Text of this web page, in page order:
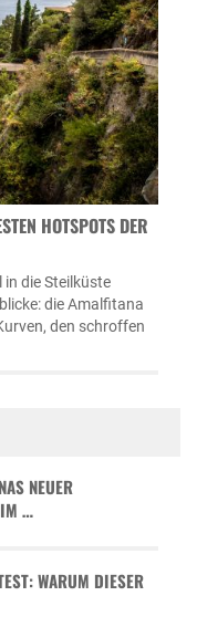
HOTSPOTS DER A
in die Steilküste
die Amalfitana
den schroffen
NEUER
IM …
WARUM DIESER